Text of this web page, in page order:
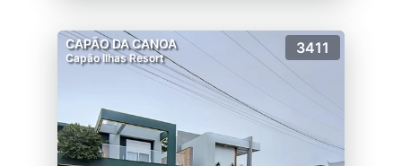
CAPÃO DA CANOA
Capão Ilhas Resort
3411